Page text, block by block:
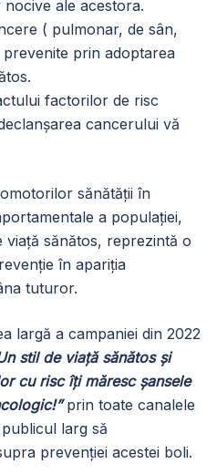
ale acestora.
( pulmonar, de sân,
prin adoptarea
factorilor de risc
cancerului vă
sănătății în
a populației,
sănătos, reprezintă o
în apariția
tuturor.
largă a campaniei din 2022
stil de viață sănătos și
cu risc îți măresc șansele
prin toate canalele
larg să
prevenției acestei boli.